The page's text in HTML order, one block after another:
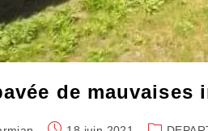
de mauvaises